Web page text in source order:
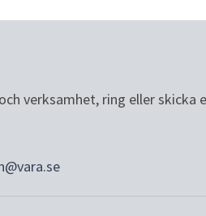
verksamhet, ring eller skicka